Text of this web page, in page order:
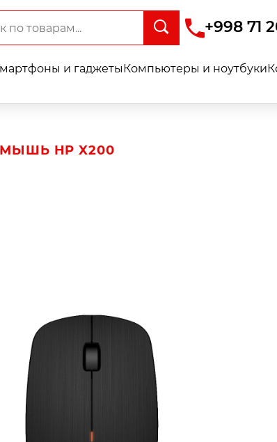
+998 71
и гаджетыКомпьютеры и ноутбуки
HP X200